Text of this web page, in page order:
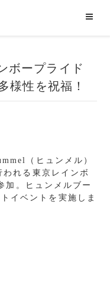
ボープライド
様性を祝福！
（ヒュンメル）
れる東京レインボ
加。ヒュンメルブー
イベントを実施しま